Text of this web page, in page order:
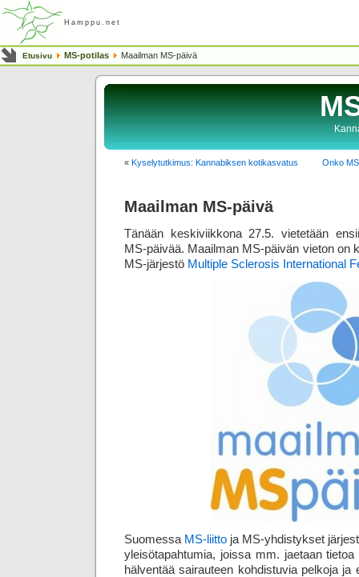
Hamppu.net
Etusivu MS-potilas Maailman MS-päivä
« Kyselytutkimus: Kannabiksen kotikasvatus Onko
Maailman MS-päivä
Tänään keskiviikkona 27.5. vietetään
MS-päivää. Maailman MS-päivän vieton on
MS-järjestö Multiple Sclerosis International
Suomessa MS-liitto ja MS-yhdistykset
yleisö­tapahtumia, joissa mm. jaetaan
hälventää sairauteen kohdistuvia pelkoja ja